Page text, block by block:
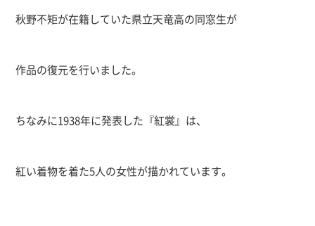
秋野不矩が在籍していた県立天竜高の同窓生が
作品の復元を行いました。
ちなみに1938年に発表した『紅裳』は、
紅い着物を着た5人の女性が描かれています。